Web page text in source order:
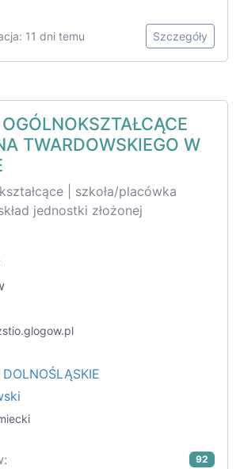
11 dni temu Szczegóły
TWARDOWSKIEGO W
| szkoła/placówka
jednostki złożonej
DOLNOŚLĄSKIE
92